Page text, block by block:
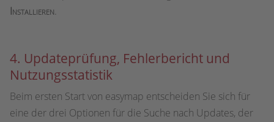
Installieren.
4. Updateprüfung, Fehlerbericht und
Nutzungsstatistik
Beim ersten Start von easymap entscheiden Sie sich für
eine der drei Optionen für die Suche nach Updates, der